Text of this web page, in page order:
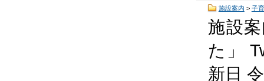
施設案内 > 子
施設
た」
新日